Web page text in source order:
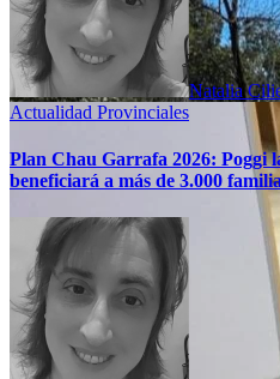
Natalia
Actualidad Provinciales
Plan Chau Garrafa 2026: Poggi
beneficiará a más de 3.000